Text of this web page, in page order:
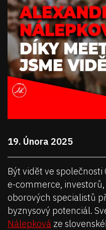
19. Února 2025
Být vidět ve společnosti
e-commerce,
oborových specialistů
byznysový potenciál.
Nálepková ze